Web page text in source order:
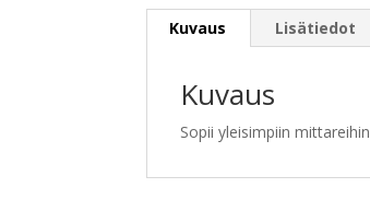
Kuvaus Lisätiedot
Kuvaus
Sopii yleisimpiin mittareihin